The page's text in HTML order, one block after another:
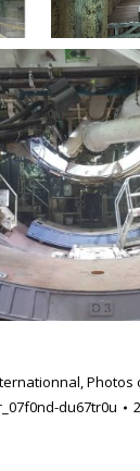
,Photos
du67tr0u